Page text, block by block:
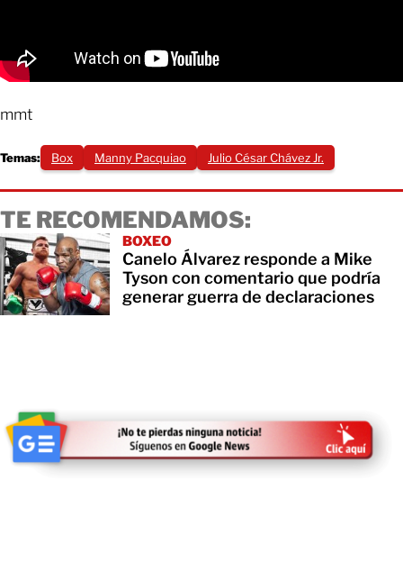
mmt
Temas: Box Manny Pacquiao Julio César Chávez Jr.
TE RECOMENDAMOS:
BOXEO
Canelo Álvarez responde a Mike
Tyson con comentario que podría
generar guerra de declaraciones